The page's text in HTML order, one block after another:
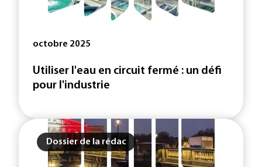
octobre 2025
Utiliser l'eau en circuit fermé : un défi
pour l'industrie
Dossier de la rédac